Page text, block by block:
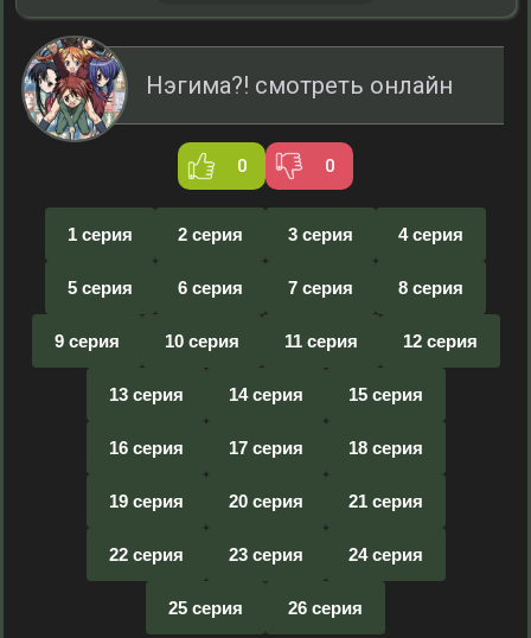
Нэгима?! смотреть онлайн
0 0
1 серия 2 серия 3 серия 4 серия
5 серия 6 серия 7 серия 8 серия
9 серия 10 серия 11 серия 12 серия
13 серия 14 серия 15 серия
16 серия 17 серия 18 серия
19 серия 20 серия 21 серия
22 серия 23 серия 24 серия
25 серия 26 серия